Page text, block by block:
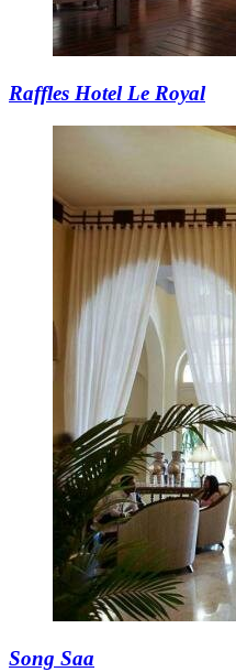
Raffles Hotel Le Royal
Song Saa